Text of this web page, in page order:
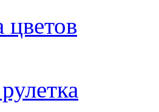
цветов